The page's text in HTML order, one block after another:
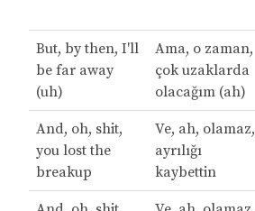
But, by then, I'll
be far away
(uh)
Ama, o zaman,
çok uzaklarda
olacağım (ah)
And, oh, shit,
you lost the
breakup
Ve, ah, olamaz,
ayrılığı
kaybettin